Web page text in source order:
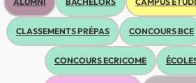
CLASSEMENTS PRÉPAS CONCOURS BCE
CONCOURS ECRICOME